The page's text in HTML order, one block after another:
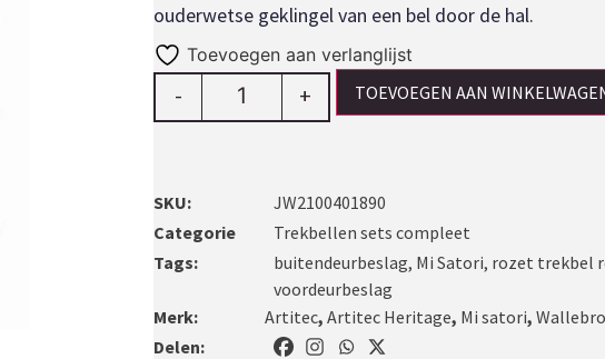
ouderwetse geklingel van een bel door de hal.
Toevoegen aan verlanglijst
- + TOEVOEGEN AAN
SKU:
JW2100401890
Categorie
Trekbellen sets compleet
Tags:
buitendeurbeslag, Mi Satori, rozet trekbel
voordeurbeslag
Merk:
Artitec, Artitec Heritage, Mi satori,
Delen: